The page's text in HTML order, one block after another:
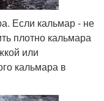
Если кальмар - не
плотно кальмара
или
кальмара в